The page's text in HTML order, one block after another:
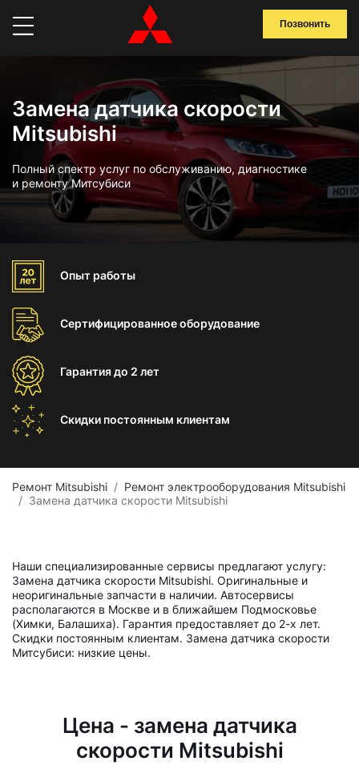
Позвонить
Замена датчика скорости
Mitsubishi
Полный спектр услуг по обслуживанию, диагностике
и ремонту Митсубиси
Опыт работы
Сертифицированноеоборудование
Гарантиядо 2 лет
Скидки постоянным клиентам
Ремонт Mitsubishi
Ремонт электрооборудования Mitsubishi
Замена датчика скорости Mitsubishi
Наши специализированные сервисы предлагают услугу:
Замена датчика скорости Mitsubishi. Оригинальные и
неоригинальные запчасти в наличии. Автосервисы
располагаются в Москве и в ближайшем Подмосковье
(Химки, Балашиха). Гарантия предоставляет до 2-х лет.
Скидки постоянным клиентам. Замена датчика скорости
Митсубиси: низкие цены.
Цена - замена датчика
скорости Mitsubishi